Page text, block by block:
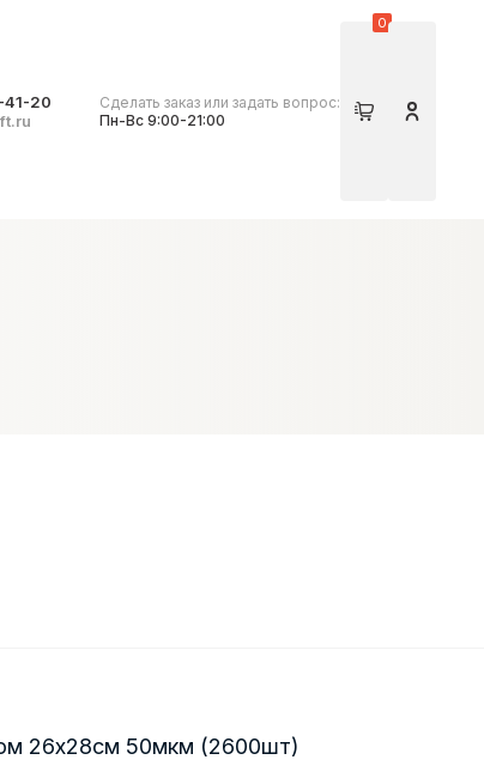
41-20
Сделать заказ или задать вопрос:
Пн-Вс 9:00-21:00
Корзина
0
Личный
26х28см 50мкм (2600шт)